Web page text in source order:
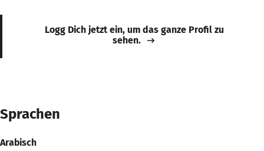
Logg Dich jetzt ein, um das ganze Profil zu
sehen.
Sprachen
Arabisch